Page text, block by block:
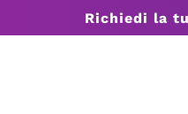
Richiedi la